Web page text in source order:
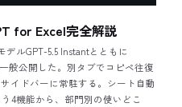
for Excel完全解説
デルGPT-5.5 Instantとともに
般公開した。別タブでコピペ往復
イドバーに常駐する。シート自動
4機能から、部門別の使いどこ